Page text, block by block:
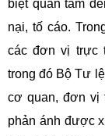
biệt quan tâm
nại, tố cáo.
các đơn vị trực
trong đó Bộ Tư
cơ quan, đơn vị
phản ánh được